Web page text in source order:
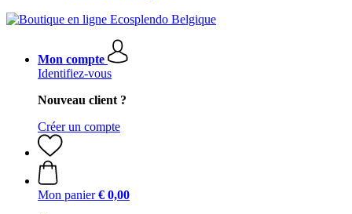
Mon compte
Identifiez-vous
Nouveau client ?
Créer un compte
Mon panier € 0,00